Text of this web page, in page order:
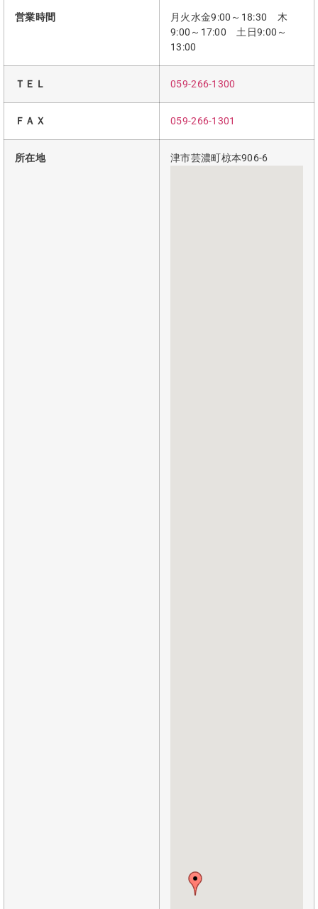
営業時間
月火水金9:00～18:30 木
9:00～17:00 土日9:00～
13:00
ＴＥＬ 059-266-1300
ＦＡＸ 059-266-1301
所在地 津市芸濃町椋本906-6